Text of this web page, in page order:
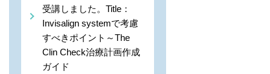
受講しました。Title：
Invisalign systemで考慮
すべきポイント～The
Clin Check治療計画作成
ガイド